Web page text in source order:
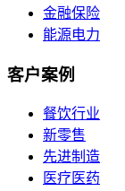
金融保险
能源电力
客户案例
餐饮行业
新零售
先进制造
医疗医药